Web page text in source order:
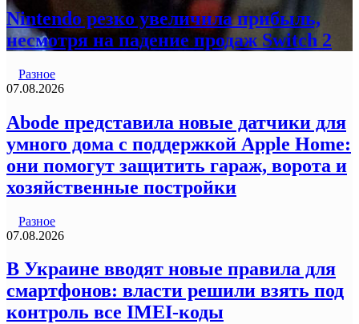
Nintendo резко увеличила прибыль,
несмотря на падение продаж Switch 2
Разное
07.08.2026
Abode представила новые датчики для
умного дома с поддержкой Apple Home:
они помогут защитить гараж, ворота и
хозяйственные постройки
Разное
07.08.2026
В Украине вводят новые правила для
смартфонов: власти решили взять под
контроль все IMEI-коды